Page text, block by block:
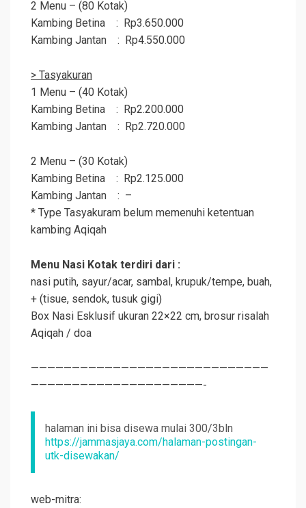
2 Menu – (80 Kotak)
Kambing Betina : Rp3.650.000
Kambing Jantan : Rp4.550.000
> Tasyakuran
1 Menu – (40 Kotak)
Kambing Betina : Rp2.200.000
Kambing Jantan : Rp2.720.000
2 Menu – (30 Kotak)
Kambing Betina : Rp2.125.000
Kambing Jantan : –
* Type Tasyakuram belum memenuhi ketentuan
kambing Aqiqah
Menu Nasi Kotak terdiri dari :
nasi putih, sayur/acar, sambal, krupuk/tempe, buah,
+ (tisue, sendok, tusuk gigi)
Box Nasi Esklusif ukuran 22×22 cm, brosur risalah
Aqiqah / doa
—————————————————————————————
—————————————————————-
halaman ini bisa disewa mulai 300/3bln
https://jammasjaya.com/halaman-postingan-
utk-disewakan/
web-mitra: